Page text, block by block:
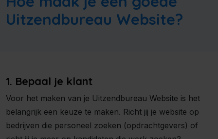
Uitzendbureau Website?
1. Bepaal je klant
Voor het maken van je Uitzendbureau Website is het
belangrijk een keuze te maken. Richt jij je website op
bedrijven die personeel zoeken (opdrachtgevers) of